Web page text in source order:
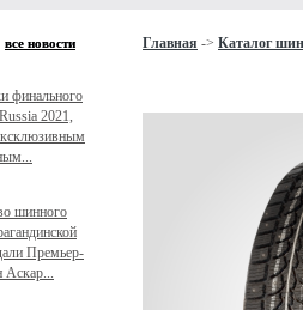
Главная -> Каталог шин
все новости
финального
2021,
шинного
Премьер-
Аскар...